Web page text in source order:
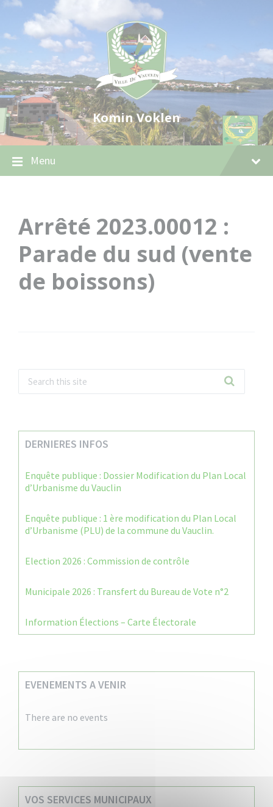
Skip
content
Skip
navigation
Skip
footer
Komin Voklen
Menu
Arrêté 2023.00012 :
Parade du sud (vente
de boissons)
DERNIERES INFOS
Enquête publique : Dossier Modification du Plan Local
d’Urbanisme du Vauclin
Enquête publique : 1 ère modification du Plan Local
d’Urbanisme (PLU) de la commune du Vauclin.
Election 2026 : Commission de contrôle
Municipale 2026 : Transfert du Bureau de Vote n°2
Information Élections – Carte Électorale
EVENEMENTS A VENIR
There are no events
VOS SERVICES MUNICIPAUX